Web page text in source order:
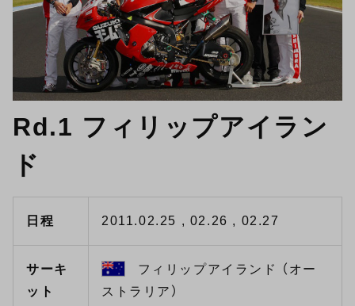
Rd.1 フィリップアイラン
ド
日程 2011.02.25 , 02.26 , 02.27
サーキ
ット
フィリップアイランド （オー
ストラリア）